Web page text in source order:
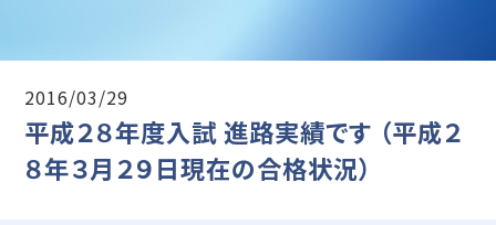
2016/03/29
平成２８年度入試 進路実績です （平成２
８年３月２９日現在の合格状況）